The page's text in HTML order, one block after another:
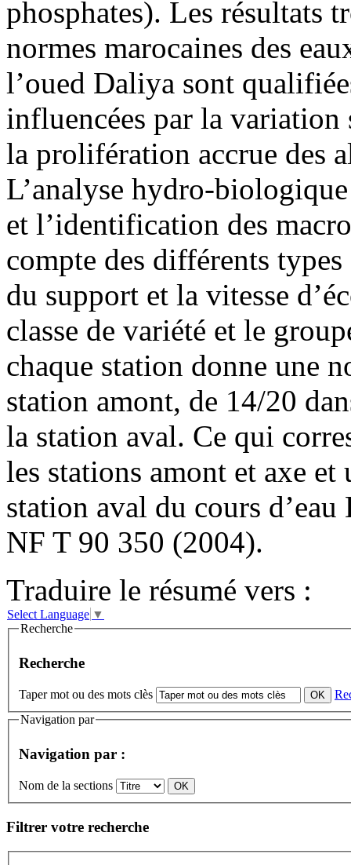
phosphates). Les résultats
normes marocaines des
l’oued Daliya sont
influencées par la variation
la prolifération accrue des
L’analyse hydro-
et l’identification des
compte des différents
du support et la vitesse
classe de variété et le
chaque station donne une
station amont, de 14/20
la station aval. Ce qui
les stations amont et axe
station aval du cours
NF T 90 350 (2004).
Traduire le résumé vers :
Select Language ▼
Recherche
Recherche
Taper mot ou des mots clès
Navigation par
Navigation par :
Nom de la sections
Filtrer votre recherche